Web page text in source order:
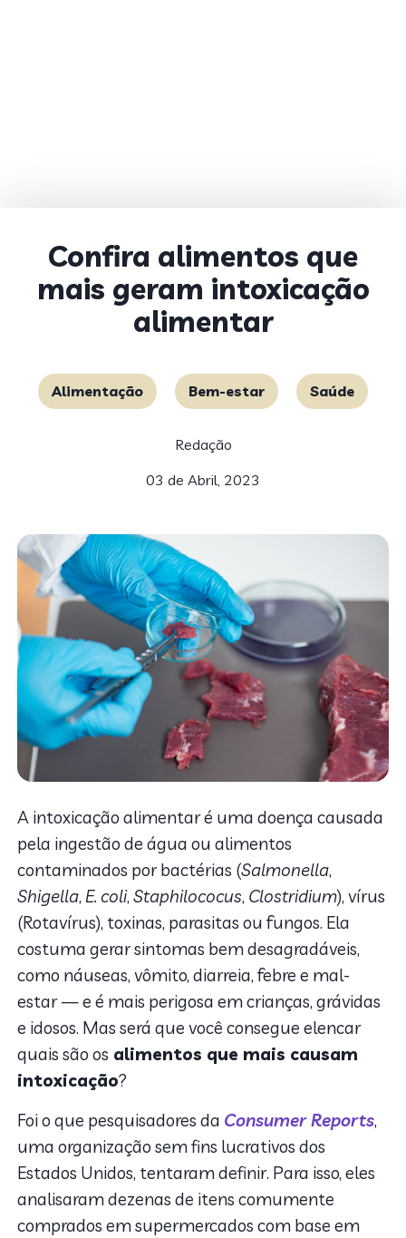
Confira alimentos que
mais geram intoxicação
alimentar
Alimentação Bem-estar Saúde
Redação
03 de Abril, 2023
A intoxicação alimentar é uma doença causada
pela ingestão de água ou alimentos
contaminados por bactérias (Salmonella,
Shigella,E. coli,Staphilococus, Clostridium), vírus
(Rotavírus), toxinas, parasitas ou fungos. Ela
costuma gerar sintomas bem desagradáveis,
como náuseas, vômito, diarreia, febre e mal-
estar — e é mais perigosa em crianças, grávidas
e idosos. Mas será que você consegue elencar
quais são os alimentos que mais causam
intoxicação?
Foi o que pesquisadores da Consumer Reports,
uma organização sem fins lucrativos dos
Estados Unidos, tentaram definir. Para isso, eles
analisaram dezenas de itens comumente
comprados em supermercados com base em